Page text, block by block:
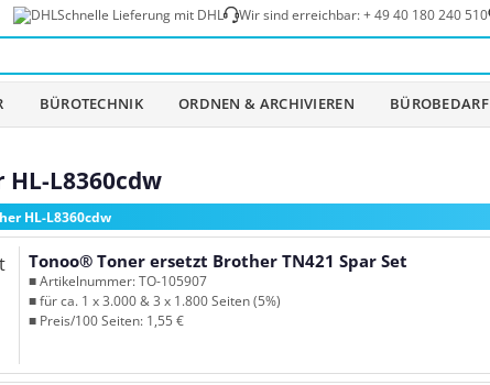
Schnelle Lieferung mit DHL Wir sind erreichbar:+ 49 40 180 240 510
BÜROTECHNIK ORDNEN & ARCHIVIEREN BÜROBEDARF
L8360cdw
HL-L8360cdw
Tonoo® Toner ersetzt Brother TN421 Spar Set
■ Artikelnummer: TO-105907
■ für ca. 1 x 3.000 & 3 x 1.800 Seiten (5%)
■ Preis/100 Seiten: 1,55 €